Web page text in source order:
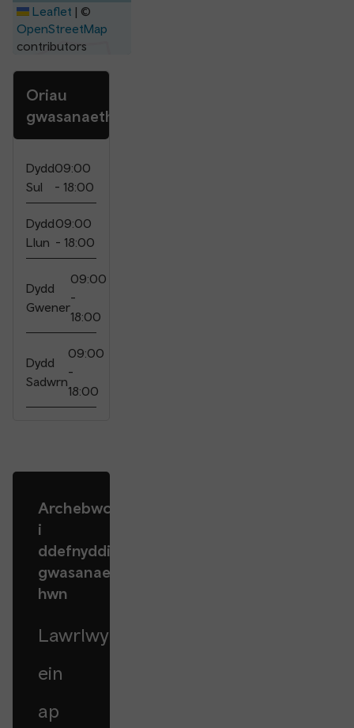
Leaflet | ©
OpenStreetMap
contributors
Oriau
gwasanaeth
Dydd
Sul
09:00
- 18:00
Dydd
Llun
09:00
- 18:00
Dydd
Gwener
09:00
-
18:00
Dydd
Sadwrn
09:00
-
18:00
Archebwch
i
ddefnyddio'r
gwasanaeth
hwn
Lawrlwythwch
ein
ap